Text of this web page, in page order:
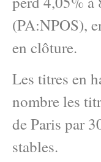
(PA:NPOS),
en clôture.
Les titres en
nombre les
de Paris par
stables.